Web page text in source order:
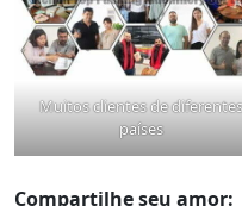
Muitos clientes de diferentes
países
Compartilhe seu amor: